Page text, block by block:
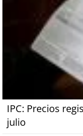
IPC: Precios
julio